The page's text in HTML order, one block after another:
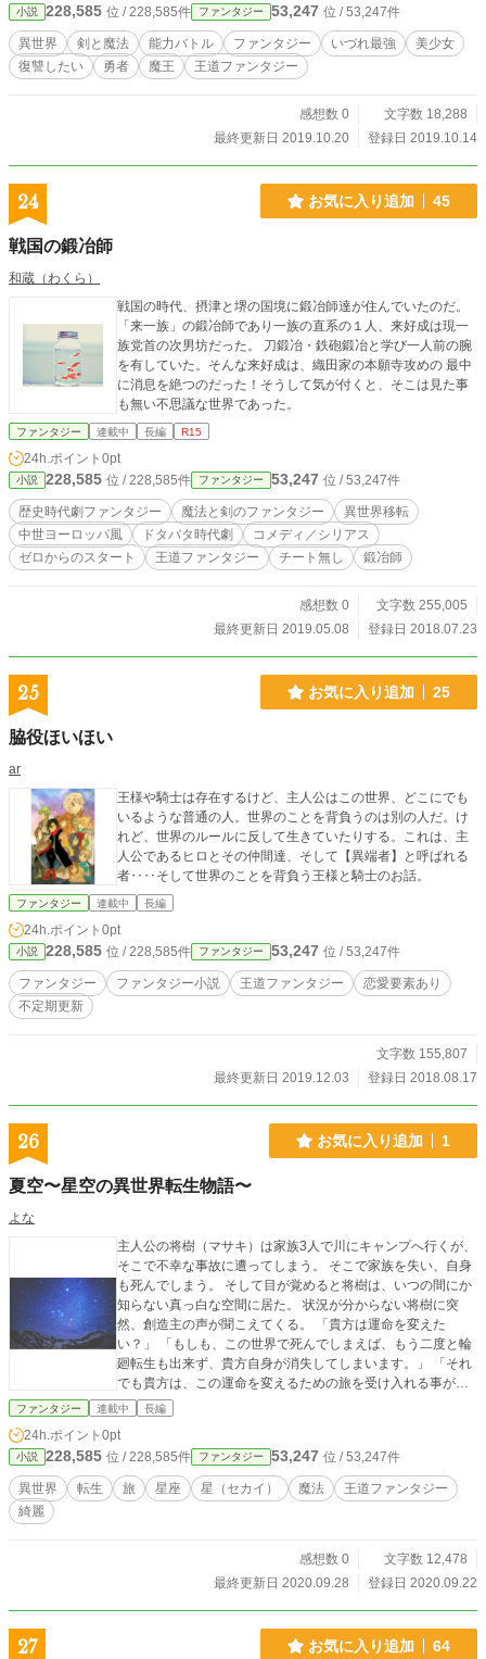
小説 228,585 位 / 228,585件 ファンタジー 53,247 位 / 53,247件
異世界 剣と魔法 能力バトル ファンタジー いづれ最強
美少女
復讐したい
勇者 魔王 王道ファンタジー
感想数 0
文字数 18,288
最終更新日 2019.10.20
登録日 2019.10.14
24 お気に入り追加 45
戦国の鍛冶師
和蔵（わくら）
戦国の時代、摂津と堺の国境に鍛冶師達が住んでいたのだ。
「来一族」の鍛冶師であり一族の直系の１人、来好成は現一
族党首の次男坊だった。 刀鍛冶・鉄砲鍛冶と学び一人前の腕
を有していた。そんな来好成は、織田家の本願寺攻めの 最中
に消息を絶つのだった！そうして気が付くと、そこは見た事
も無い不思議な世界であった。
ファンタジー 連載中 長編 R15
24h.ポイント 0pt
小説 228,585 位 / 228,585件 ファンタジー 53,247 位 / 53,247件
歴史時代劇ファンタジー 魔法と剣のファンタジー
異世界移転
中世ヨーロッパ風
ドタバタ時代劇
コメディ／シリアス
ゼロからのスタート
王道ファンタジー チート無し 鍛冶師
感想数 0
文字数 255,005
最終更新日 2019.05.08
登録日 2018.07.23
25 お気に入り追加 25
脇役ほいほい
ar
王様や騎士は存在するけど、主人公はこの世界、どこにでも
いるような普通の人。世界のことを背負うのは別の人だ。け
れど、世界のルールに反して生きていたりする。これは、主
人公であるヒロとその仲間達、そして【異端者】と呼ばれる
者‥‥そして世界のことを背負う王様と騎士のお話。
ファンタジー 連載中 長編
24h.ポイント 0pt
小説 228,585 位 / 228,585件 ファンタジー 53,247 位 / 53,247件
ファンタジー ファンタジー小説 王道ファンタジー
恋愛要素あり
不定期更新
文字数 155,807
最終更新日 2019.12.03
登録日 2018.08.17
26 お気に入り追加 1
夏空〜星空の異世界転生物語〜
よな
主人公の将樹（マサキ）は家族3人で川にキャンプへ行くが、
そこで不幸な事故に遭ってしまう。 そこで家族を失い、自身
も死んでしまう。 そして目が覚めると将樹は、いつの間にか
知らない真っ白な空間に居た。 状況が分からない将樹に突
然、創造主の声が聞こえてくる。 「貴方は運命を変えた
い？」 「もしも、この世界で死んでしまえば、もう二度と輪
廻転生も出来ず、貴方自身が消失してしまいます。」 「それ
でも貴方は、この運命を変えるための旅を受け入れる事がで
きますか？」 そんな問いかけに対して将樹は答えた。 「お願
く叫んだ。 自身の消失を賭けてもいい、そんな一心で将樹は
その旅を受け入れた。 そして〝星の祈りと祝福〟を手に入れ
る為に、旅を始める事となった将樹。 舞台は〝星の世界〟 各
地にある〝星のカケラ〟を集める。 その星のカケラと引き換
しれませんが、一生懸命書いていきます。異世界転生の王
ファンタジー 連載中 長編
24h.ポイント 0pt
小説 228,585 位 / 228,585件 ファンタジー 53,247 位 / 53,247件
異世界 転生 旅 星座 星（セカイ） 魔法
王道ファンタジー
綺麗
感想数 0
文字数 12,478
最終更新日 2020.09.28
登録日 2020.09.22
27 お気に入り追加 64